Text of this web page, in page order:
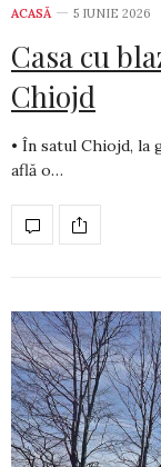
ACASĂ 5 IUNIE 2026
Casa cu
Chiojd
• În satul Chiojd, la
află o…